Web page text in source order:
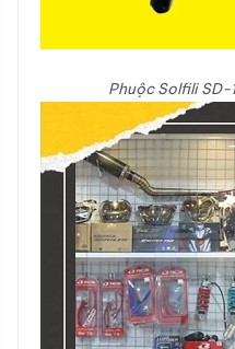
Phuộc Solfili SD-